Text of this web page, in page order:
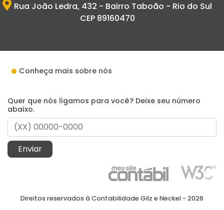
Rua João Ledra, 432 - Bairro Taboão - Rio do Sul
CEP 89160470
Conheça mais sobre nós
Quer que nós ligamos para você? Deixe seu número
abaixo.
Enviar
Direitos reservados à Contabilidade Gilz e Neckel - 2026